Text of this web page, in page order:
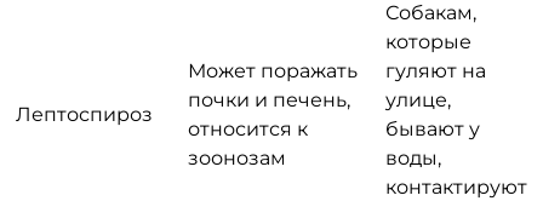
Лептоспироз
Может поражать
почки и печень,
относится к
зоонозам
Собакам,
которые
гуляют на
улице,
бывают у
воды,
контактируют